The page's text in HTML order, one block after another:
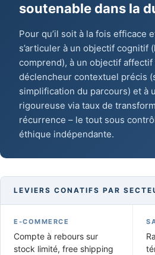
soutenable dans la
Pour qu’il soit à la fois efficace
s’articuler à un objectif cognitif
comprend), à un objectif affectif
déclencheur contextuel précis
simplification du parcours) et à
rigoureuse via taux de
récurrence – le tout sous
éthique indépendante.
LEVIERS CONATIFS PAR
E-COMMERCE
Compte à rebours sur
stock limité, free shipping